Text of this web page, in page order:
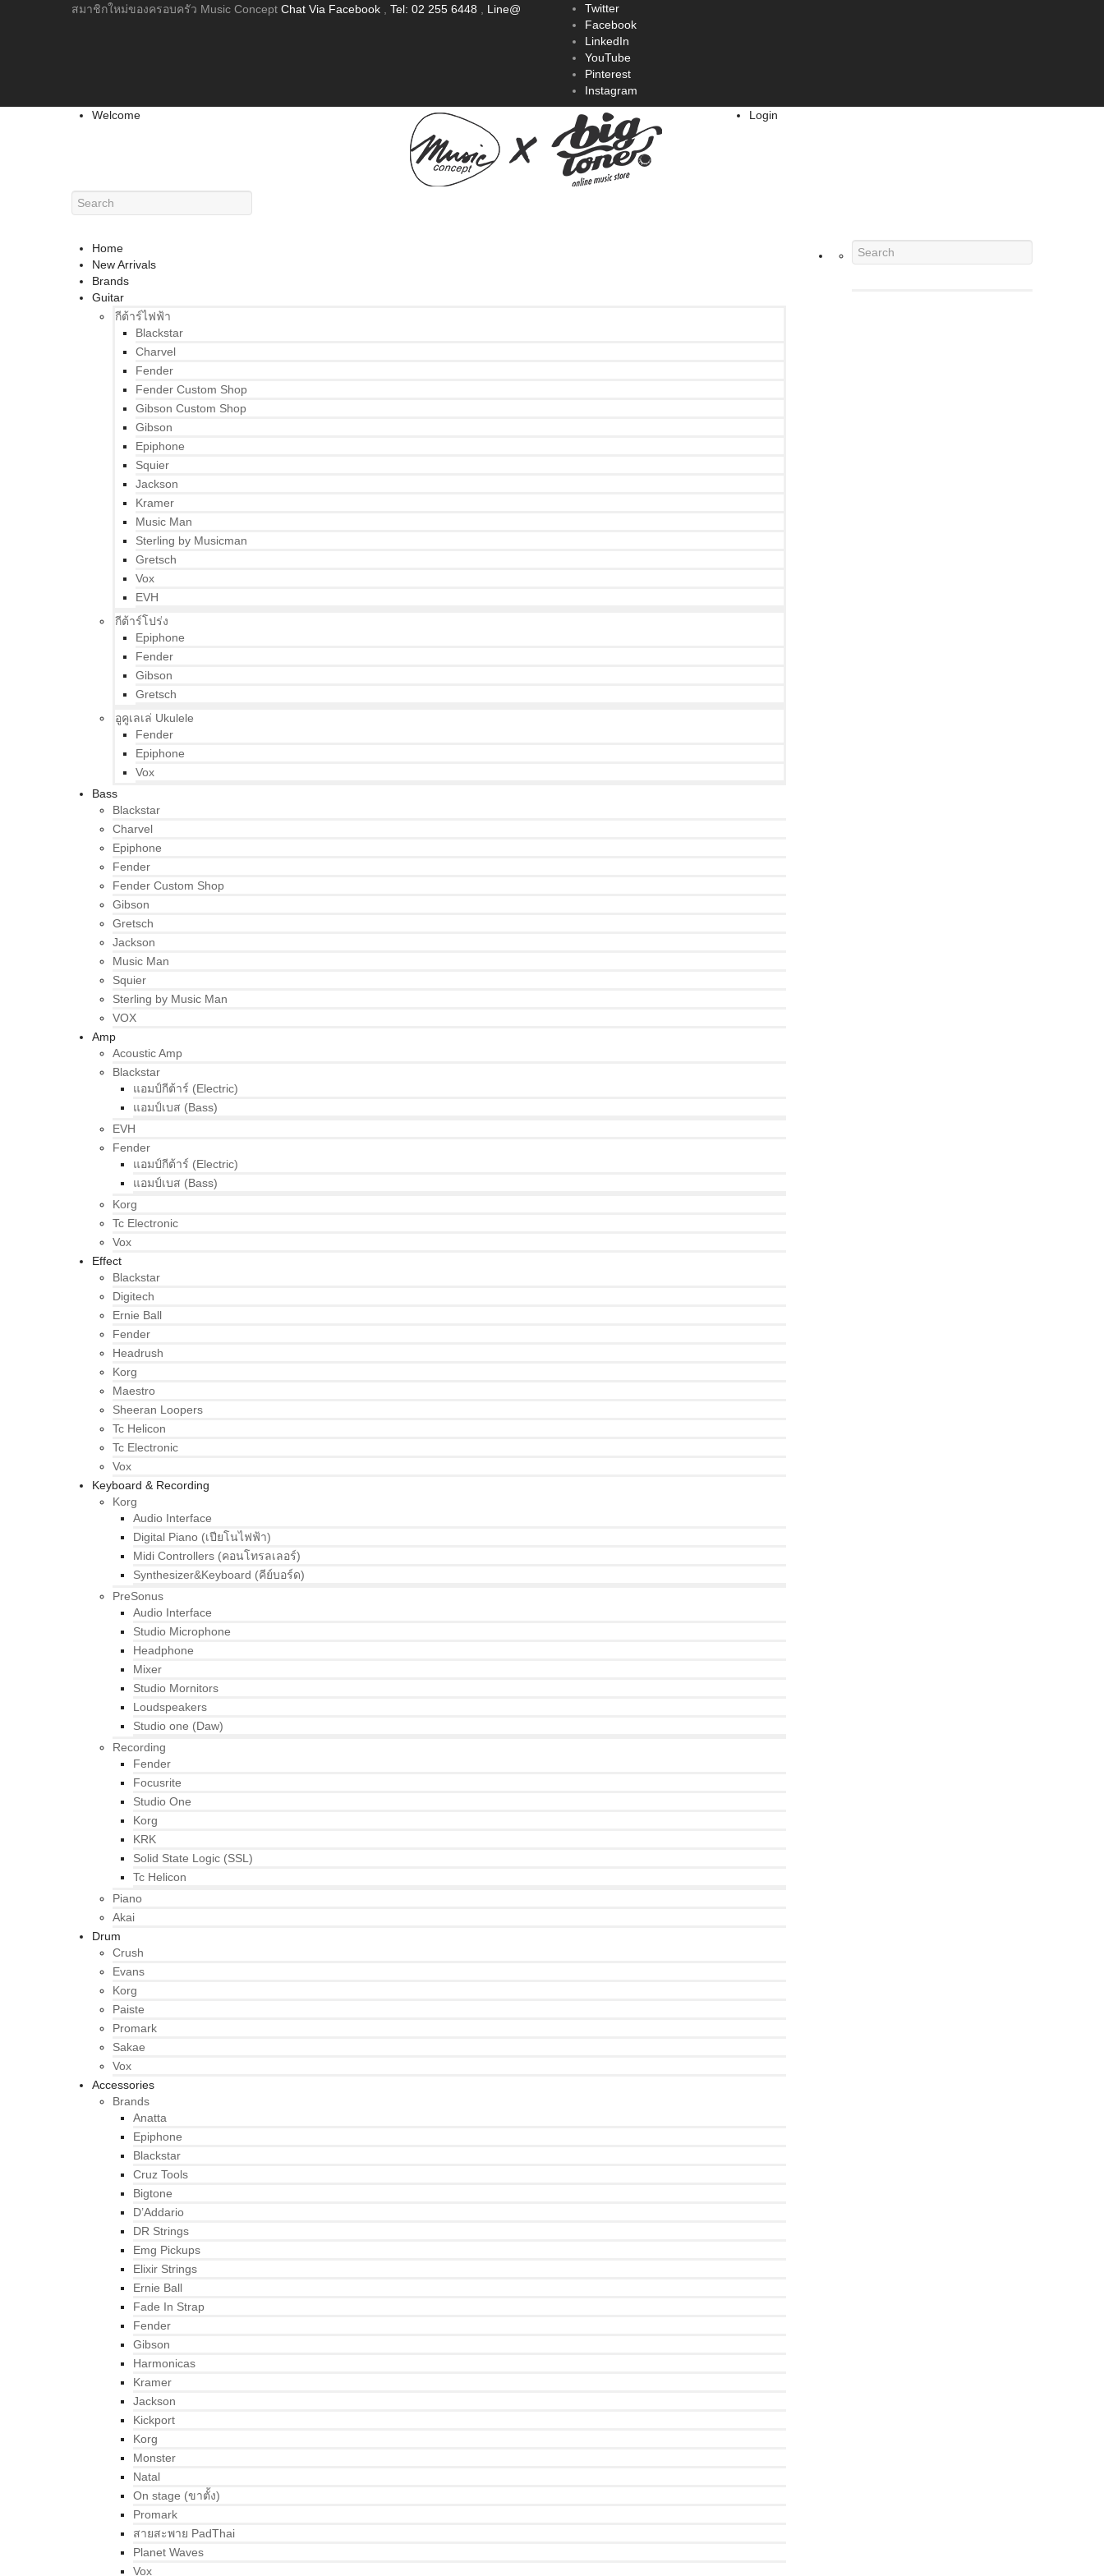
สมาชิกใหม่ของครอบครัว Music Concept Chat Via Facebook Tel: 02 255 6448 Line@
Twitter
Facebook
LinkedIn
YouTube
Pinterest
Instagram
Welcome
Login
Home
New Arrivals
Brands
Guitar
กีต้าร์ไฟฟ้า
Blackstar
Charvel
Fender
Fender Custom Shop
Gibson Custom Shop
Gibson
Epiphone
Squier
Jackson
Kramer
Music Man
Sterling by Musicman
Gretsch
Vox
EVH
กีต้าร์โปร่ง
Epiphone
Fender
Gibson
Gretsch
อูคูเลเล่ Ukulele
Fender
Epiphone
Vox
Bass
Blackstar
Charvel
Epiphone
Fender
Fender Custom Shop
Gibson
Gretsch
Jackson
Music Man
Squier
Sterling by Music Man
VOX
Amp
Acoustic Amp
Blackstar
แอมป์กีต้าร์ (Electric)
แอมป์เบส (Bass)
EVH
Fender
แอมป์กีต้าร์ (Electric)
แอมป์เบส (Bass)
Korg
Tc Electronic
Vox
Effect
Blackstar
Digitech
Ernie Ball
Fender
Headrush
Korg
Maestro
Sheeran Loopers
Tc Helicon
Tc Electronic
Vox
Keyboard & Recording
Korg
Audio Interface
Digital Piano (เปียโนไฟฟ้า)
Midi Controllers (คอนโทรลเลอร์)
Synthesizer&Keyboard (คีย์บอร์ด)
PreSonus
Audio Interface
Studio Microphone
Headphone
Mixer
Studio Mornitors
Loudspeakers
Studio one (Daw)
Recording
Fender
Focusrite
Studio One
Korg
KRK
Solid State Logic (SSL)
Tc Helicon
Piano
Akai
Drum
Crush
Evans
Korg
Paiste
Promark
Sakae
Vox
Accessories
Brands
Anatta
Epiphone
Blackstar
Cruz Tools
Bigtone
D’Addario
DR Strings
Emg Pickups
Elixir Strings
Ernie Ball
Fade In Strap
Fender
Gibson
Harmonicas
Kramer
Jackson
Kickport
Korg
Monster
Natal
On stage (ขาตั้ง)
Promark
สายสะพาย PadThai
Planet Waves
Vox